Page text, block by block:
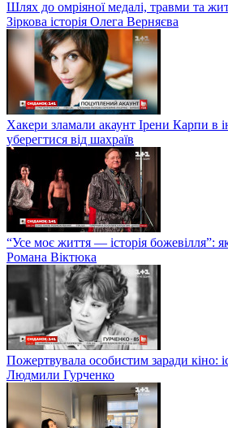
Шлях до омріяної медалі, травми та
Зіркова історія Олега Верняєва
Хакери зламали акаунт Ірени Карпи в
уберегтися від шахраїв
“Усе моє життя — історія божевілля”:
Романа Віктюка
Пожертвувала особистим заради кіно:
Людмили Гурченко